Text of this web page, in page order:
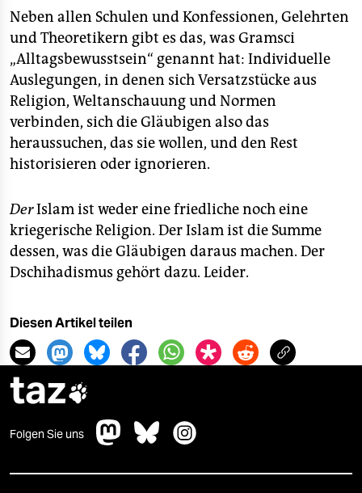
Neben allen Schulen und Konfessionen, Gelehrten
und Theoretikern gibt es das, was Gramsci
„Alltagsbewusstsein“ genannt hat: Individuelle
Auslegungen, in denen sich Versatzstücke aus
Religion, Weltanschauung und Normen
verbinden, sich die Gläubigen also das
heraussuchen, das sie wollen, und den Rest
historisieren oder ignorieren.
DerIslam ist weder eine friedliche noch eine
kriegerische Religion. Der Islam ist die Summe
dessen, was die Gläubigen daraus machen. Der
Dschihadismus gehört dazu. Leider.
Diesen Artikel teilen
taz
Folgen Sie uns